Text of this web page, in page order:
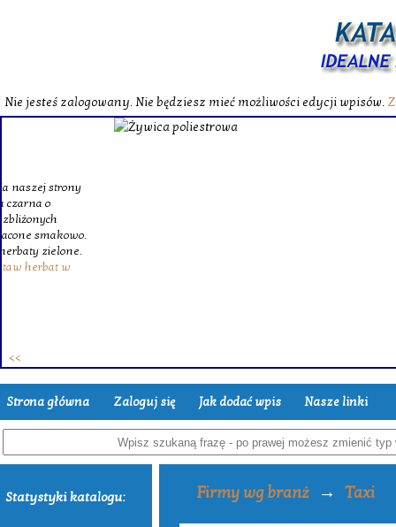
Nie jesteś zalogowany. Nie będziesz mieć możliwości edycji wpisów.
Strona główna Zaloguj się Jak dodać wpis Nasze linki
Statystyki katalogu: Firmy wg branż → Taxi